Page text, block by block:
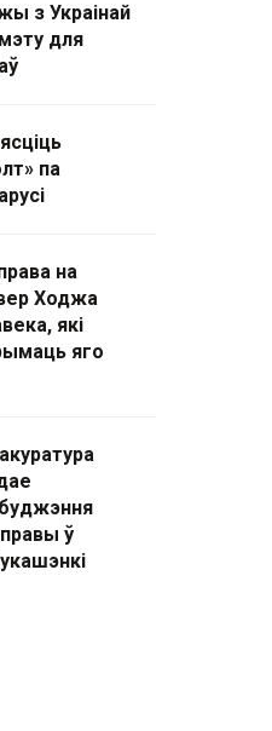
з Украінай
для
па
на
Ходжа
які
яго
ў